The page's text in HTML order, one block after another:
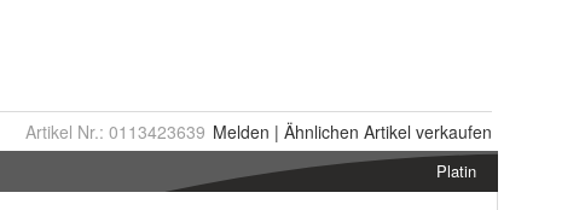
Artikel Nr.: 0113423639 Melden | Ähnlichen Artikel verkaufen
Platin